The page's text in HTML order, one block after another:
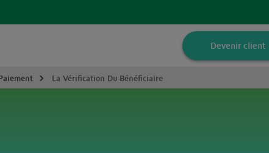
Devenir client
La Vérification Du Bénéficiaire